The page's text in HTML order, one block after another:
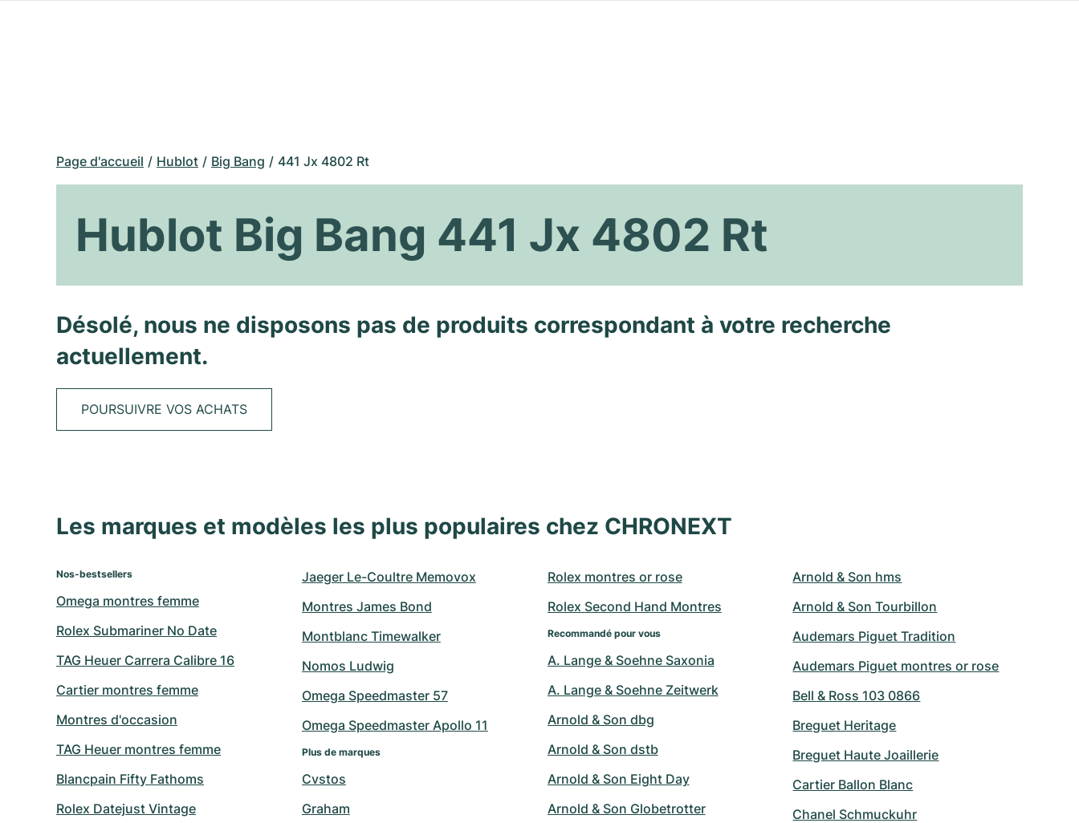
Page d'accueil Hublot Big Bang 441 Jx 4802 Rt
Hublot Big Bang 441 Jx 4802 Rt
Désolé, nous ne disposons pas de produits correspondant à votre recherche
actuellement.
POURSUIVRE VOS ACHATS
Les marques et modèles les plus populaires chez CHRONEXT
Nos-bestsellers
Omega montres femme
Rolex Submariner No Date
TAG Heuer Carrera Calibre 16
Cartier montres femme
Montres d'occasion
TAG Heuer montres femme
Blancpain Fifty Fathoms
Rolex Datejust Vintage
Jaeger Le-Coultre Memovox
Montres James Bond
Montblanc Timewalker
Nomos Ludwig
Omega Speedmaster 57
Omega Speedmaster Apollo 11
Plus de marques
Cvstos
Graham
Rolex montres or rose
Rolex Second Hand Montres
Recommandé pour vous
A. Lange & Soehne Saxonia
A. Lange & Soehne Zeitwerk
Arnold & Son dbg
Arnold & Son dstb
Arnold & Son Eight Day
Arnold & Son Globetrotter
Arnold & Son hms
Arnold & Son Tourbillon
Audemars Piguet Tradition
Audemars Piguet montres or rose
Bell & Ross 103 0866
Breguet Heritage
Breguet Haute Joaillerie
Cartier Ballon Blanc
Chanel Schmuckuhr